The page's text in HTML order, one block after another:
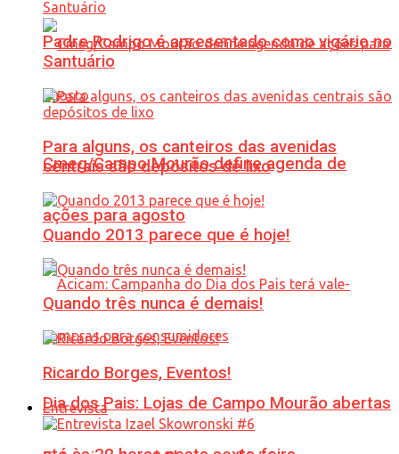
Cmeg/Campo Mourão define agenda de
ações para agosto
Dia dos Pais: Lojas de Campo Mourão abertas
Padre Rodrigo é apresentado como vigário no
Santuário
Para alguns, os canteiros das avenidas
centrais são depósitos de lixo
Quando 2013 parece que é hoje!
Quando três nunca é demais!
Ricardo Borges, Eventos!
Entrevista